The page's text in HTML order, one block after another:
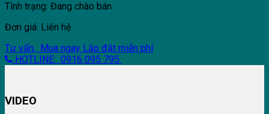
Tình trạng: Đang chào bán
Đơn giá: Liên hệ
Tư vấn, Mua ngay Lắp đặt miễn phí
HOTLINE: 0916 095 795
VIDEO